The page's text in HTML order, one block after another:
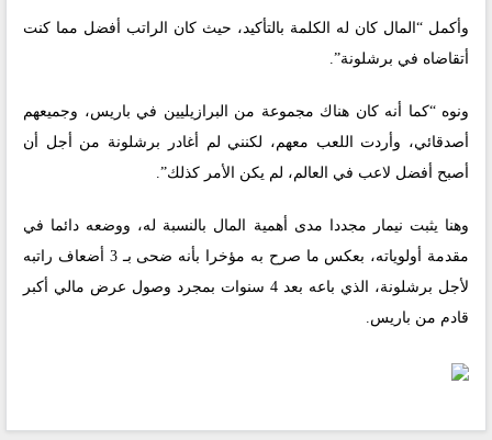
وأكمل “المال كان له الكلمة بالتأكيد، حيث كان الراتب أفضل مما كنت
أتقاضاه في برشلونة”.
ونوه “كما أنه كان هناك مجموعة من البرازيليين في باريس، وجميعهم
أصدقائي، وأردت اللعب معهم، لكنني لم أغادر برشلونة من أجل أن
أصبح أفضل لاعب في العالم، لم يكن الأمر كذلك”.
وهنا يثبت نيمار مجددا مدى أهمية المال بالنسبة له، ووضعه دائما في
مقدمة أولوياته، بعكس ما صرح به مؤخرا بأنه ضحى بـ 3 أضعاف راتبه
لأجل برشلونة، الذي باعه بعد 4 سنوات بمجرد وصول عرض مالي أكبر
قادم من باريس.